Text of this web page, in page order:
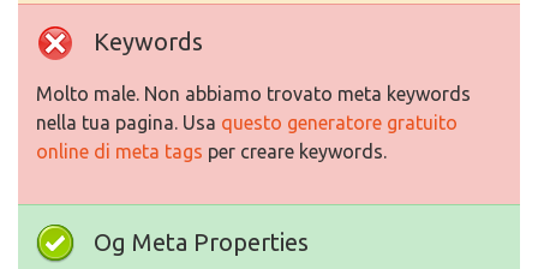
Keywords
Molto male. Non abbiamo trovato meta keywords
nella tua pagina. Usa questo generatore gratuito
online di meta tags per creare keywords.
Og Meta Properties